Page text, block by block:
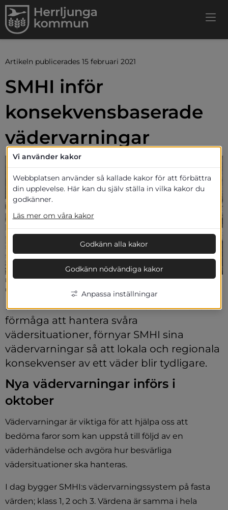
Artikeln publicerades 15 februari 2021
SMHI inför
konsekvensbaserade
vädervarningar
I oktober 2021 ersätts nuvarande varningsklasser med gul, orange och
röd varning, där röd är den allvarligaste varningsnivån.
För att öka allmänhetens och samhällets
förmåga att hantera svåra
vädersituationer, förnyar SMHI sina
vädervarningar så att lokala och regionala
konsekvenser av ett väder blir tydligare.
Nya vädervarningar införs i
oktober
Vädervarningar är viktiga för att hjälpa oss att
bedöma faror som kan uppstå till följd av en
väderhändelse och avgöra hur besvärliga
vädersituationer ska hanteras.
I dag bygger SMHI:s vädervarningssystem på fasta
värden; klass 1, 2 och 3. Värdena är samma i hela
Vi använder kakor
Webbplatsen använder så kallade kakor för att förbättra
din upplevelse. Här kan du själv ställa in vilka kakor du
godkänner.
Läs mer om våra kakor
Godkänn alla kakor
Godkänn nödvändiga kakor
Anpassa inställningar